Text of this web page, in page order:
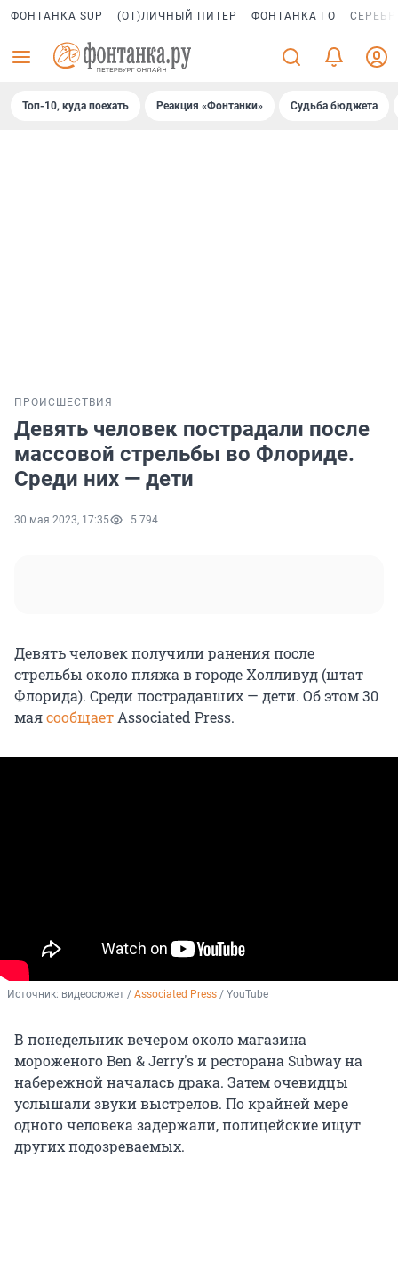
ФОНТАНКА SUP (ОТ)ЛИЧНЫЙ ПИТЕР ФОНТАНКА ГО
Топ-10, куда поехать Реакция «Фонтанки» Судьба бюджета
ПРОИСШЕСТВИЯ
Девять человек пострадали после
массовой стрельбы во Флориде.
Среди них — дети
30 мая 2023, 17:35 5 794
Девять человек получили ранения после
стрельбы около пляжа в городе Холливуд (штат
Флорида). Среди пострадавших — дети. Об этом 30
маясообщает Associated Press.
Источник: видеосюжет / Associated Press / YouTube
В понедельник вечером около магазина
мороженого Ben & Jerry's и ресторана Subway на
набережной началась драка. Затем очевидцы
услышали звуки выстрелов. По крайней мере
одного человека задержали, полицейские ищут
других подозреваемых.